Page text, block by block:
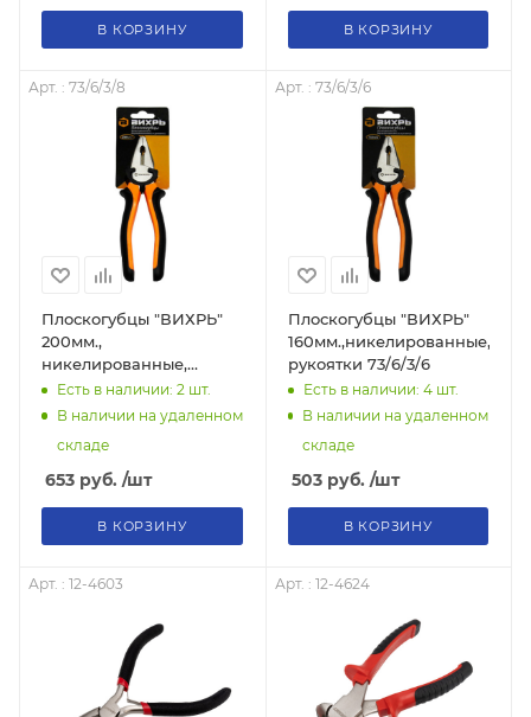
В КОРЗИНУ В КОРЗИНУ
Арт. : 73/6/3/8
Плоскогубцы "ВИХРЬ"
200мм.,
никелированные,
двухкомпонентные
рукоятки 73/6/3/8
Есть в наличии: 2 шт.
В наличии на удаленном
складе
653 руб. /шт
В КОРЗИНУ
Арт. : 73/6/3/6
Плоскогубцы "ВИХРЬ"
рукоятки 73/6/3/6
Есть в наличии: 4шт.
В наличии на удаленном
складе
503руб. /шт
В КОРЗИНУ
Арт. : 12-4603 Арт. : 12-4624